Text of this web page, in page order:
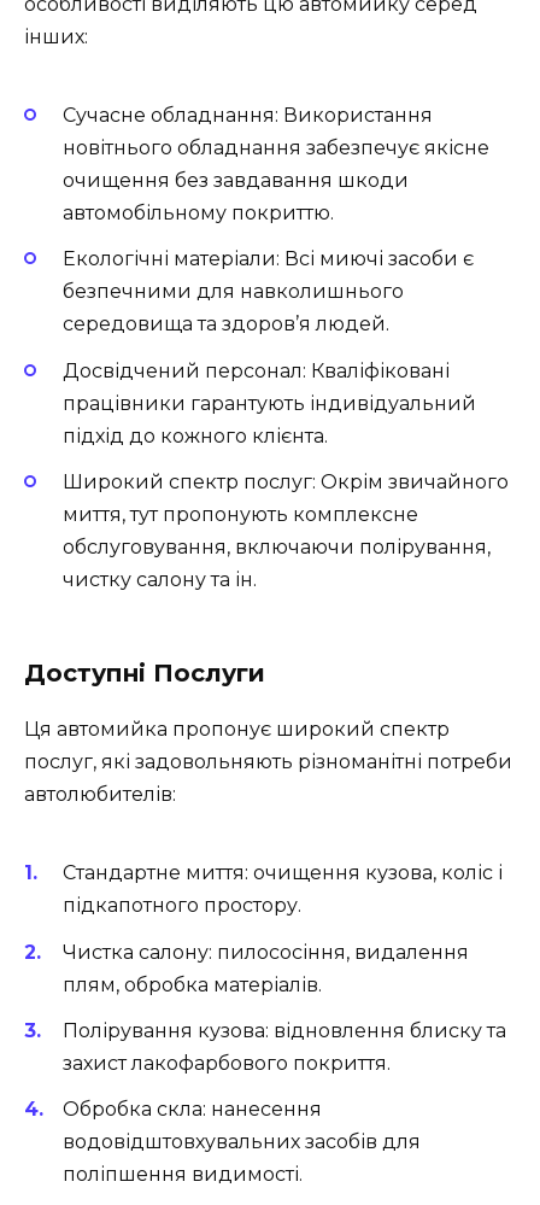
інших:
Сучасне обладнання: Використання
новітнього обладнання забезпечує якісне
очищення без завдавання шкоди
автомобільному покриттю.
Екологічні матеріали: Всі миючі засоби є
безпечними для навколишнього
середовища та здоров’я людей.
Досвідчений персонал: Кваліфіковані
працівники гарантують індивідуальний
підхід до кожного клієнта.
Широкий спектр послуг: Окрім звичайного
миття, тут пропонують комплексне
обслуговування, включаючи полірування,
чистку салону та ін.
Доступні Послуги
Ця автомийка пропонує широкий спектр
послуг, які задовольняють різноманітні потреби
автолюбителів:
Стандартне миття: очищення кузова, коліс і
підкапотного простору.
Чистка салону: пилососіння, видалення
плям, обробка матеріалів.
Полірування кузова: відновлення блиску та
захист лакофарбового покриття.
Обробка скла: нанесення
водовідштовхувальних засобів для
поліпшення видимості.